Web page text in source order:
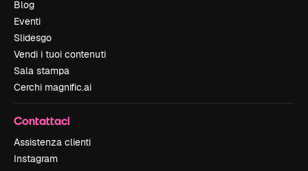
Blog
Eventi
Slidesgo
Vendi i tuoi contenuti
Sala stampa
Cerchi magnific.ai
Contattaci
Assistenza clienti
Instagram